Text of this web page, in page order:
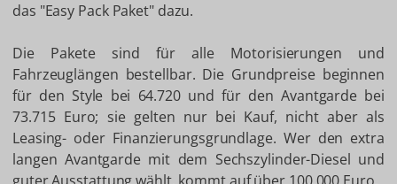
das "Easy Pack Paket" dazu.
Die Pakete sind für alle Motorisierungen und
Fahrzeuglängen bestellbar. Die Grundpreise beginnen
für den Style bei 64.720 und für den Avantgarde bei
73.715 Euro; sie gelten nur bei Kauf, nicht aber als
Leasing- oder Finanzierungsgrundlage. Wer den extra
langen Avantgarde mit dem Sechszylinder-Diesel und